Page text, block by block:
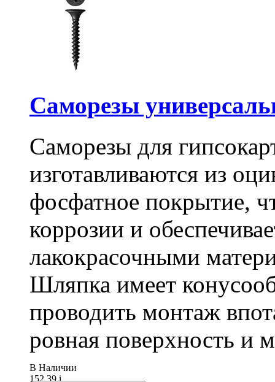
Саморезы
Саморезы для
изготавливаются из
фосфатное покрытие,
коррозии и
лакокрасочными
Шляпка имеет
проводить монтаж
ровная поверхность и
В Наличии
152.39i